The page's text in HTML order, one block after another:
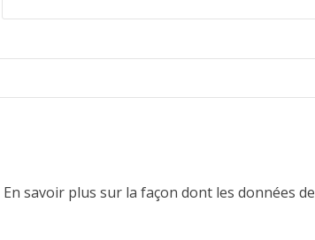
En savoir plus sur la façon dont les données de